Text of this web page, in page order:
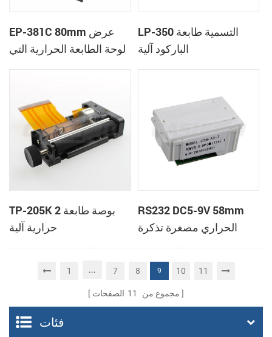
EP-381C 80mm عرض
لوحة الطابعة الحرارية التي
LP-350 التسمية طابعة
الباركود آلية
TP-205K 2 بوصة طابعة
حرارية آلية
RS232 DC5-9V 58mm
الحراري مصغرة تذكرة
استلام الطابعة
1 ... 7 8 9 10 11
مجموع من 11 الصفحات
فئات